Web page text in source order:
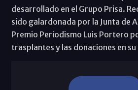
desarrollado en el Grupo Prisa.
sido galardonada por la Junta de
Premio Periodismo Luis Portero
trasplantes y las donaciones en